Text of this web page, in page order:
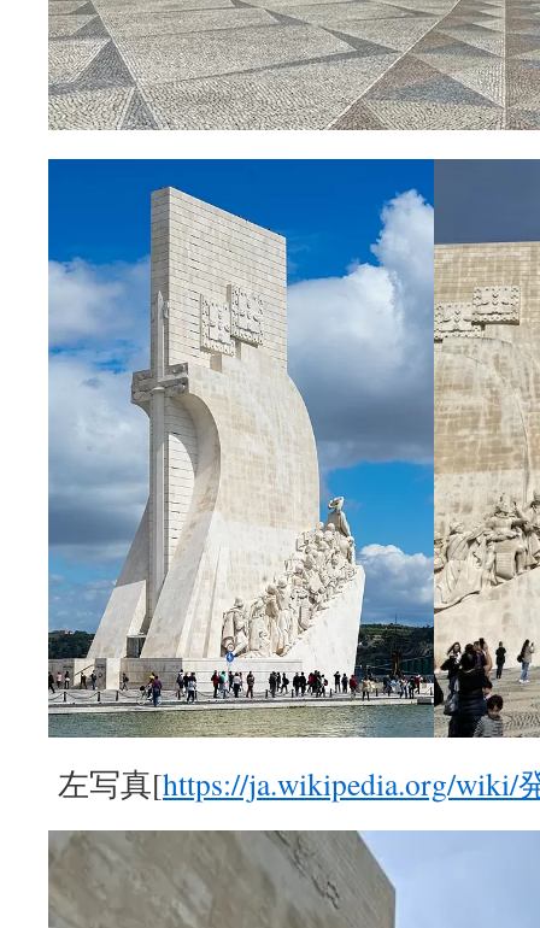
左写真[https://ja.wikipedia.org/